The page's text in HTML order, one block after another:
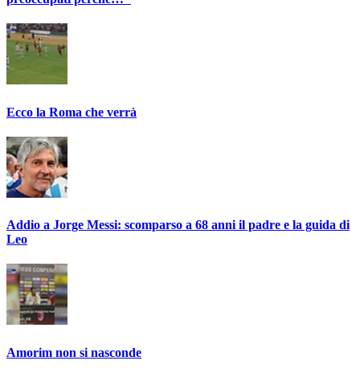
Ecco la Roma che verrà
Addio a Jorge Messi: scomparso a 68 anni il padre e la guida di
Leo
Amorim non si nasconde